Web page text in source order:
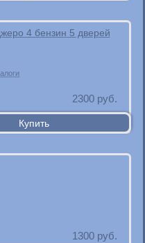
4 бензин 5 дверей
2300 руб.
1300 руб.